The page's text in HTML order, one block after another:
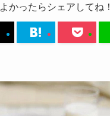
よかったらシェアしてね！